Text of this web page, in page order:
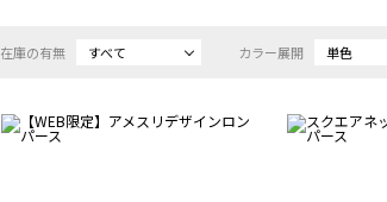
在庫の有無 すべて カラー展開 単色